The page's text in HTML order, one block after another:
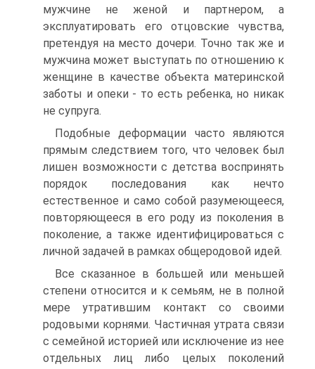
мужчине не женой и партнером, а
эксплуатировать его отцовские чувства,
претендуя на место дочери. Точно так же и
мужчина может выступать по отношению к
женщине в качестве объекта материнской
заботы и опеки - то есть ребенка, но никак
не супруга.
Подобные деформации часто являются
прямым следствием того, что человек был
лишен возможности с детства воспринять
порядок последования как нечто
естественное и само собой разумеющееся,
повторяющееся в его роду из поколения в
поколение, а также идентифицироваться с
личной задачей в рамках общеродовой идей.
Все сказанное в большей или меньшей
степени относится и к семьям, не в полной
мере утратившим контакт со своими
родовыми корнями. Частичная утрата связи
с семейной историей или исключение из нее
отдельных лиц либо целых поколений